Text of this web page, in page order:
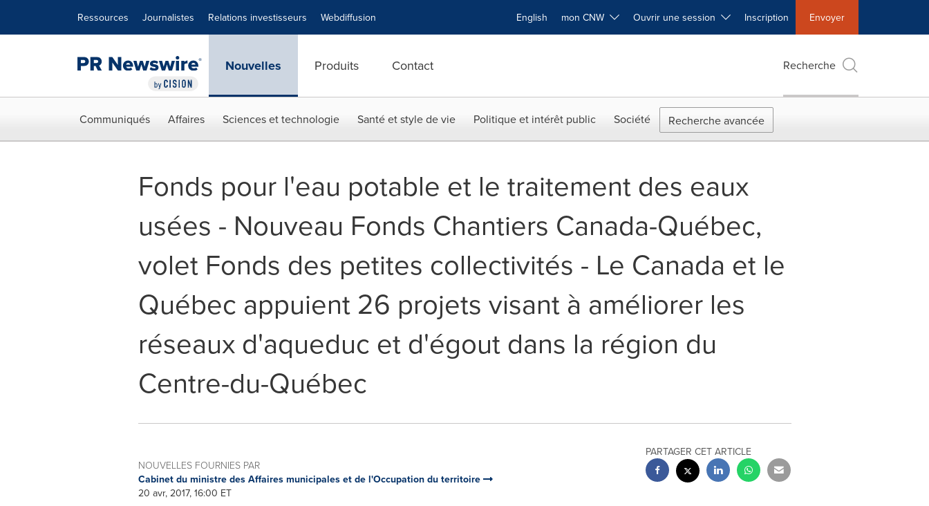
Ressources Journalistes Relations investisseurs Webdiffusion English mon CNW Ouvrir une session Inscription Envoyer
Nouvelles Produits Contact Recherche
Communiqués Affaires Sciences et technologie Santé et style de vie Politique et intérêt public Société Recherche avancée
Fonds pour l'eau potable et le traitement des eaux
usées - Nouveau Fonds Chantiers Canada-Québec,
volet Fonds des petites collectivités - Le Canada et le
Québec appuient 26 projets visant à améliorer les
réseaux d'aqueduc et d'égout dans la région du
Centre-du-Québec
NOUVELLES FOURNIES PAR
Cabinet du ministre des Affaires municipales et de l'Occupation du territoire
20 avr, 2017, 16:00 ET
PARTAGER CET ARTICLE